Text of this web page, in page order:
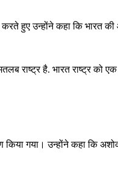
हुए उन्होंने कहा कि भारत
राष्ट्र है. भारत राष्ट्र
किया गया। उन्होंने कहा कि